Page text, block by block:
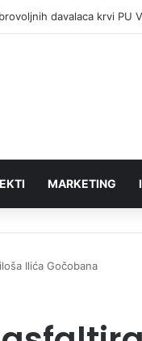
davalaca krvi PU
MARKETING
Ilića Gočobana